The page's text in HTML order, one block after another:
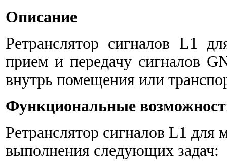
Описание
Ретранслятор сигналов L1
прием и передачу сигналов
внутрь помещения или
Функциональные
Ретранслятор сигналов L1 для
выполнения следующих задач: